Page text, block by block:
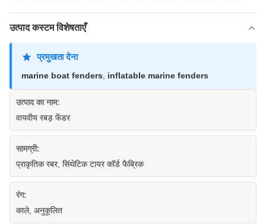
उत्पाद कस्टम विशेषताएँ
प्रमुखता देना
marine boat fenders inflatable marine fenders
उत्पाद का नाम:
वायवीय रबड़ फेंडर
सामग्री:
प्राकृतिक रबर, सिंथेटिक टायर कॉर्ड फैब्रिक
रंग:
काले, अनुकूलित